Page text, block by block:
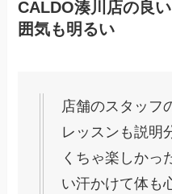
CALDO湊川店の良
囲気も明るい
店舗のスタッフ
レッスンも説明
くちゃ楽しか
い汗かけて体も